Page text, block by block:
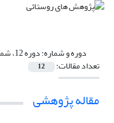
دوره و شماره:دوره 12، شماره 4، زمستان 1400، صفحه 622-865
تعداد مقالات: 12
مقاله پژوهشی